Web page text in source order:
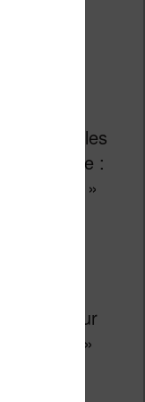
les
traduire :
« shift »
ou
cliquer sur
sélection »